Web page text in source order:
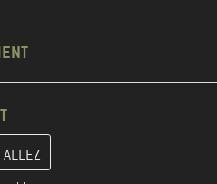
et créez votre compte client à la